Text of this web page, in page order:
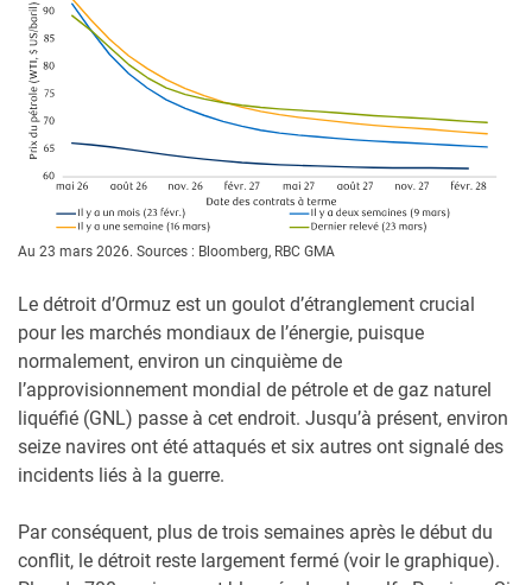
Au 23 mars 2026. Sources : Bloomberg, RBC GMA
Le détroit d’Ormuz est un goulot d’étranglement crucial
pour les marchés mondiaux de l’énergie, puisque
normalement, environ un cinquième de
l’approvisionnement mondial de pétrole et de gaz naturel
liquéfié (GNL) passe à cet endroit. Jusqu’à présent, environ
seize navires ont été attaqués et six autres ont signalé des
incidents liés à la guerre.
Par conséquent, plus de trois semaines après le début du
conflit, le détroit reste largement fermé (voir le graphique).